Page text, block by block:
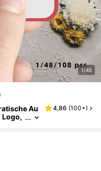
1/45
Au
Logo,
Fa
4,86 (100+)